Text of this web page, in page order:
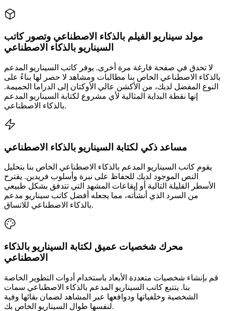
مولد سيناريو الفيلم بالذكاء الاصطناعي وتصور كاتب
السيناريو بالذكاء الاصطناعي
لا تحدق في صفحة فارغة مرة أخرى. يوفر كاتب السيناريو المدعم
بالذكاء الاصطناعي الخاص بنا مطالبات ومشاهد لا حصر لها بناءً على
النوع المفضل لديك، من الأكشن عالي الأوكتان إلى الدراما الحميمة.
إنها نقطة البداية المثالية لأي مشروع لكتابة السيناريو المدعم
بالذكاء الاصطناعي.
مساعد ذكي لكتابة السيناريو بالذكاء الاصطناعي
يقوم كاتب السيناريو المدعم بالذكاء الاصطناعي الخاص بنا بتحليل
النص الموجود لديك للحفاظ على نبرة وأسلوب فريدين. يقترح
الأسطر القليلة التالية أو إيقاعات المشهد التي تتدفق بشكل طبيعي
من السرد الذي أنشأته، مما يجعله أفضل كاتب سيناريو مدعم
بالذكاء الاصطناعي للاتساق.
محرك شخصيات عميق لكتابة السيناريو بالذكاء
الاصطناعي
قم بإنشاء شخصيات متعددة الأبعاد باستخدام أدوات التطوير الخاصة
بنا. يتتبع كاتب السيناريو المدعم بالذكاء الاصطناعي سمات
الشخصية وخلفياتها ودوافعها عبر المشاهد لضمان بقائها وفية
لنفسها طوال السيناريو الخاص بك.